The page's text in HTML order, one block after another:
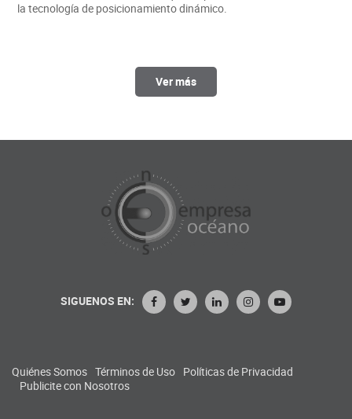
la tecnología de posicionamiento dinámico.
Ver más
SIGUENOS EN:
Quiénes Somos Términos de Uso Políticas de Privacidad
Publicite con Nosotros